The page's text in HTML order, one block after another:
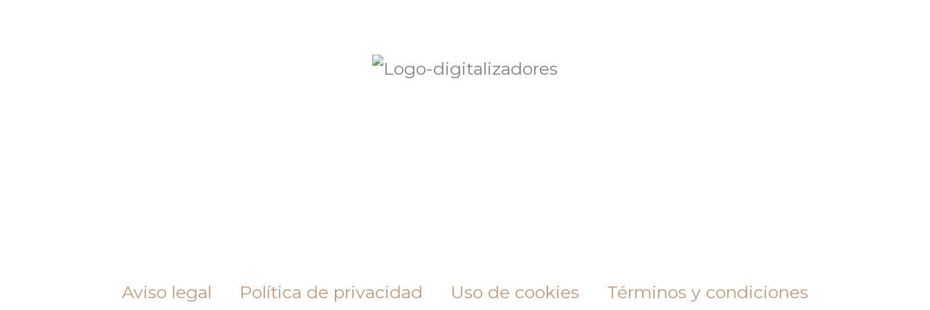
Aviso legal Política de privacidad Uso de cookies Términos y condiciones